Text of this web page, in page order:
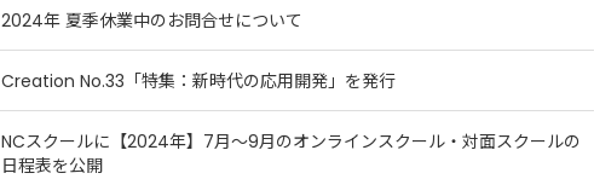
2024年 夏季休業中のお問合せについて
Creation No.33「特集：新時代の応用開発」を発行
NCスクールに【2024年】7月～9月のオンラインスクール・対面スクールの
日程表を公開